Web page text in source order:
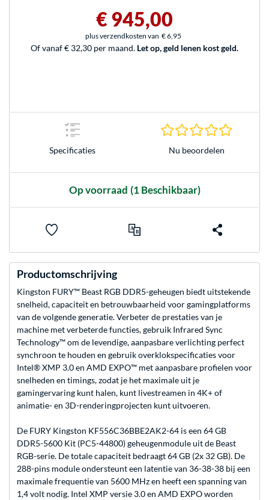
€ 945,00
plus verzendkosten van € 6,95
Of vanaf € 32,30 per maand. Let op, geld lenen kost geld.
Specificaties Nu beoordelen
Op voorraad (1 Beschikbaar)
Productomschrijving
Kingston FURY™ Beast RGB DDR5-geheugen biedt uitstekende
snelheid, capaciteit en betrouwbaarheid voor gamingplatforms
van de volgende generatie. Verbeter de prestaties van je
machine met verbeterde functies, gebruik Infrared Sync
Technology™ om de levendige, aanpasbare verlichting perfect
synchroon te houden en gebruik overklokspecificaties voor
Intel® XMP 3.0 en AMD EXPO™ met aanpasbare profielen voor
snelheden en timings, zodat je het maximale uit je
gamingervaring kunt halen, kunt livestreamen in 4K+ of
animatie- en 3D-renderingprojecten kunt uitvoeren.
De FURY Kingston KF556C36BBE2AK2-64 is een 64 GB
DDR5-5600 Kit (PC5-44800) geheugenmodule uit de Beast
RGB-serie. De totale capaciteit bedraagt 64 GB (2x 32 GB). De
288-pins module ondersteunt een latentie van 36-38-38 bij een
maximale frequentie van 5600 MHz en heeft een spanning van
1,4 volt nodig. Intel XMP versie 3.0 en AMD EXPO worden